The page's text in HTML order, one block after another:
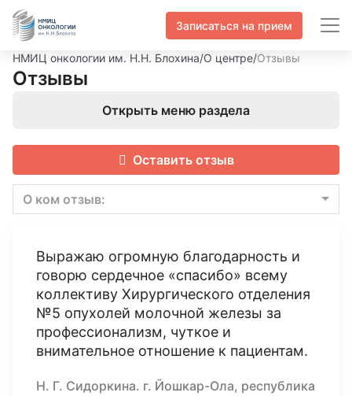
Записаться на прием
НМИЦ онкологии им. Н.Н. Блохина/О центре/Отзывы
Отзывы
Открыть меню раздела
Оставить отзыв
О ком отзыв:
Выражаю огромную благодарность и
говорю сердечное «спасибо» всему
коллективу Хирургического отделения
№5 опухолей молочной железы за
профессионализм, чуткое и
внимательное отношение к пациентам.
Н. Г. Сидоркина. г. Йошкар-Ола, республика